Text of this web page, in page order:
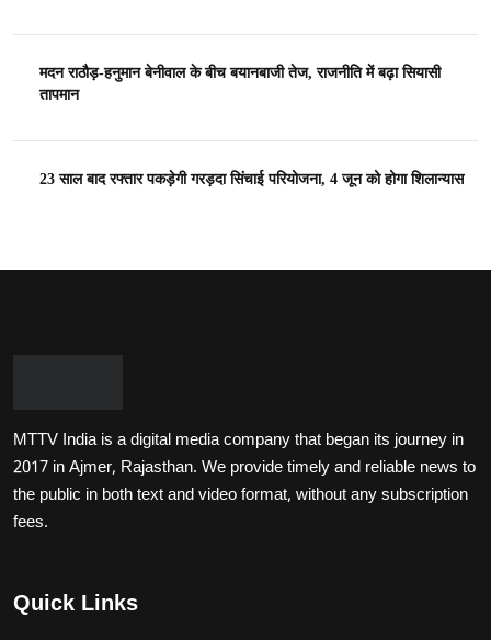
मदन राठौड़-हनुमान बेनीवाल के बीच बयानबाजी तेज, राजनीति में बढ़ा सियासी
तापमान
23 साल बाद रफ्तार पकड़ेगी गरड़दा सिंचाई परियोजना, 4 जून को होगा शिलान्यास
MTTV India is a digital media company that began its journey in
2017 in Ajmer, Rajasthan. We provide timely and reliable news to
the public in both text and video format, without any subscription
fees.
Quick Links